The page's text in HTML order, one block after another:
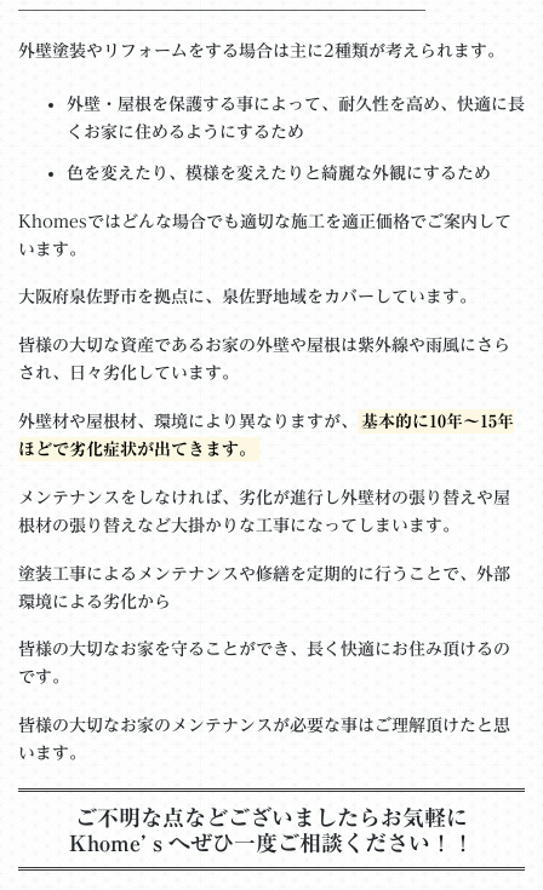
外壁塗装やリフォームをする場合は主に2種類が考えられます。
外壁・屋根を保護する事によって、耐久性を高め、快適に長
くお家に住めるようにするため
色を変えたり、模様を変えたりと綺麗な外観にするため
Khomesではどんな場合でも適切な施工を適正価格でご案内して
います。
大阪府泉佐野市を拠点に、泉佐野地域をカバーしています。
皆様の大切な資産であるお家の外壁や屋根は紫外線や雨風にさら
され、日々劣化しています。
外壁材や屋根材、環境により異なりますが、
基本的に10年～15年
ほどで劣化症状が出てきます。
メンテナンスをしなければ、劣化が進行し外壁材の張り替えや屋
根材の張り替えなど大掛かりな工事になってしまいます。
塗装工事によるメンテナンスや修繕を定期的に行うことで、外部
環境による劣化から
皆様の大切なお家を守ることができ、長く快適にお住み頂けるの
です。
皆様の大切なお家のメンテナンスが必要な事はご理解頂けたと思
います。
ご不明な点などございましたらお気軽に
Khome’ｓへぜひ一度ご相談ください！！